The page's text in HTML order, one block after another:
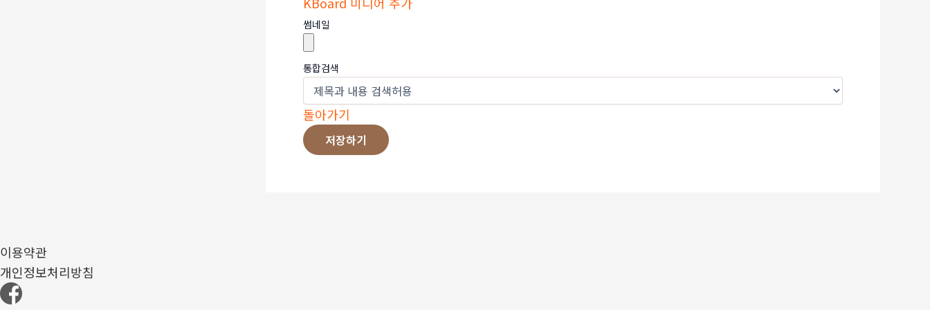
썸네일
통합검색
돌아가기
저장하기
이용약관
개인정보처리방침